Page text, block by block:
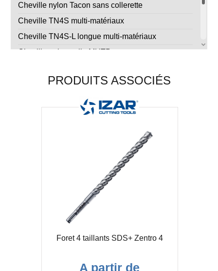
Cheville nylon Tacon sans collerette
Cheville TN4S multi-matériaux
Cheville TN4S-L longue multi-matériaux
Cheville universelle MUTP en grappe
Cheville universelle TOX Tri
PRODUITS ASSOCIÉS
Foret 4 taillants SDS+ Zentro 4
A partir de